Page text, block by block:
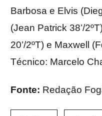
Barbosa e Elvis
(Jean Patrick 38’/
20’/2ºT) e Maxwell
Técnico: Marcelo
Fonte: Redação